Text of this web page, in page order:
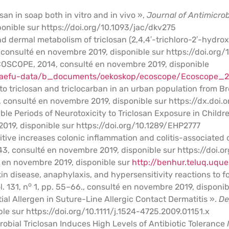
in soap both in vitro and in vivo », Journal of
sur https://doi.org/10.1093/jac/dkv275
dermal metabolism of triclosan (2,4,4′-trichloro-2′-
en novembre 2019, disponible sur https://doi.org/
2014, consulté en novembre 2019, disponible
data/b_documents/oekoskop/ecoscope/
triclosan and triclocarban in an urban population from
en novembre 2019, disponible sur https://
Periods of Neurotoxicity to Triclosan Exposure in
disponible sur https://doi.org/10.1289/EHP2777
increases colonic inflammation and colitis-
consulté en novembre 2019, disponible sur https://
novembre 2019, disponible sur http://
disease, anaphylaxis, and hypersensitivity reactions to
131, no 1, pp. 55–66., consulté en novembre 2019,
Allergen in Suture-Line Allergic Contact Dermatitis ».
sur https://doi.org/10.1111/j.1524-4725.2009.01151.x
Triclosan Induces High Levels of Antibiotic Tolerance